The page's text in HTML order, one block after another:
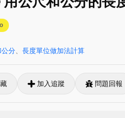
公分 長度單位做加法計算
加入追蹤 問題回報